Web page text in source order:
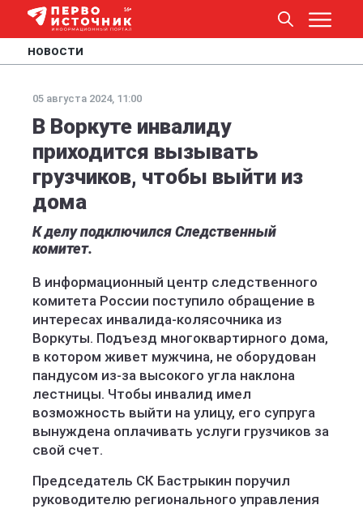
НОВОСТИ
05 августа 2024, 11:00
В Воркуте инвалиду
приходится вызывать
грузчиков, чтобы выйти из
дома
К делу подключился Следственный
комитет.
В информационный центр следственного
комитета России поступило обращение в
интересах инвалида-колясочника из
Воркуты. Подъезд многоквартирного дома,
в котором живет мужчина, не оборудован
пандусом из-за высокого угла наклона
лестницы. Чтобы инвалид имел
возможность выйти на улицу, его супруга
вынуждена оплачивать услуги грузчиков за
свой счет.
Председатель СК Бастрыкин поручил
руководителю регионального управления